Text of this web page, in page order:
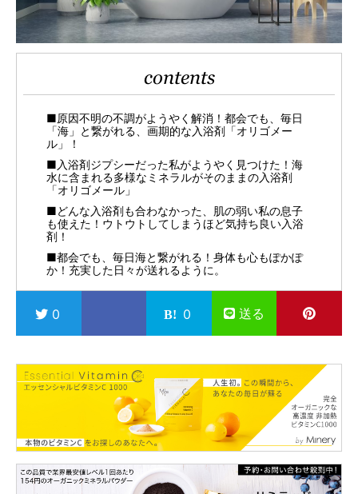
contents
■原因不明の不調がようやく解消！都会でも、毎日
「海」と繋がれる、画期的な入浴剤「オリゴメー
ル」！
■入浴剤ジプシーだった私がようやく見つけた！海
水に含まれる多様なミネラルがそのままの入浴剤
「オリゴメール」
■どんな入浴剤も合わなかった、肌の弱い私の息子
も使えた！ウトウトしてしまうほど気持ち良い入浴
剤！
■都会でも、毎日海と繋がれる！身体も心もぽかぽ
か！充実した日々が送れるように。
0 0 送る